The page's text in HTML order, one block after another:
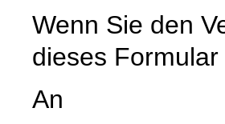
Wenn Sie den
dieses
An